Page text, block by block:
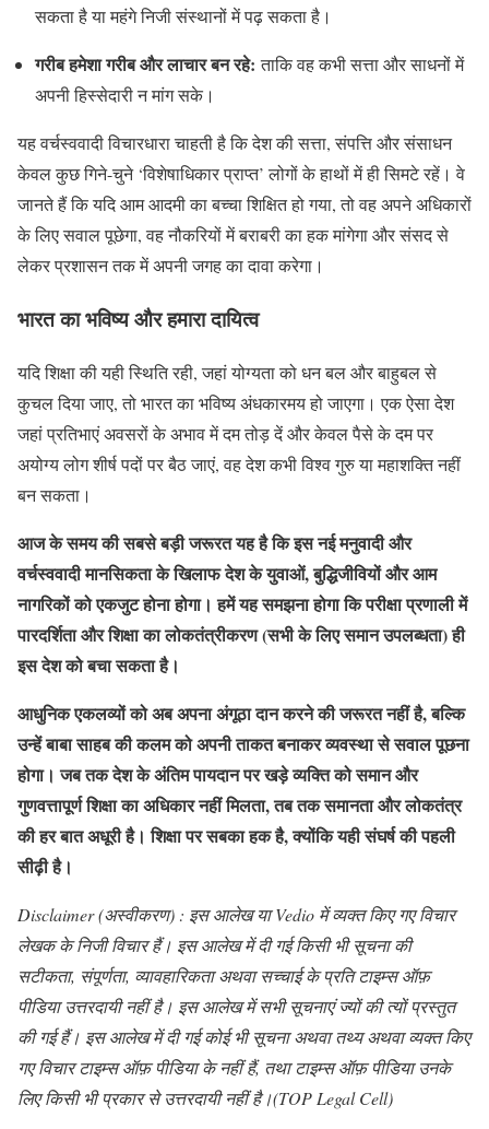
सकता है या महंगे निजी संस्थानों में पढ़ सकता है।
गरीब हमेशा गरीब और लाचार बन रहे: ताकि वह कभी सत्ता और साधनों में
अपनी हिस्सेदारी न मांग सके।
यह वर्चस्ववादी विचारधारा चाहती है कि देश की सत्ता, संपत्ति और संसाधन
केवल कुछ गिने-चुने ‘विशेषाधिकार प्राप्त’ लोगों के हाथों में ही सिमटे रहें। वे
जानते हैं कि यदि आम आदमी का बच्चा शिक्षित हो गया, तो वह अपने अधिकारों
के लिए सवाल पूछेगा, वह नौकरियों में बराबरी का हक मांगेगा और संसद से
लेकर प्रशासन तक में अपनी जगह का दावा करेगा।
भारत का भविष्य और हमारा दायित्व
यदि शिक्षा की यही स्थिति रही, जहां योग्यता को धन बल और बाहुबल से
कुचल दिया जाए, तो भारत का भविष्य अंधकारमय हो जाएगा। एक ऐसा देश
जहां प्रतिभाएं अवसरों के अभाव में दम तोड़ दें और केवल पैसे के दम पर
अयोग्य लोग शीर्ष पदों पर बैठ जाएं, वह देश कभी विश्व गुरु या महाशक्ति नहीं
बन सकता।
आज के समय की सबसे बड़ी जरूरत यह है कि इस नई मनुवादी और
वर्चस्ववादी मानसिकता के खिलाफ देश के युवाओं, बुद्धिजीवियों और आम
नागरिकों को एकजुट होना होगा। हमें यह समझना होगा कि परीक्षा प्रणाली में
पारदर्शिता और शिक्षा का लोकतंत्रीकरण (सभी के लिए समान उपलब्धता) ही
इस देश को बचा सकता है।
आधुनिक एकलव्यों को अब अपना अंगूठा दान करने की जरूरत नहीं है, बल्कि
उन्हें बाबा साहब की कलम को अपनी ताकत बनाकर व्यवस्था से सवाल पूछना
होगा। जब तक देश के अंतिम पायदान पर खड़े व्यक्ति को समान और
गुणवत्तापूर्ण शिक्षा का अधिकार नहीं मिलता, तब तक समानता और लोकतंत्र
की हर बात अधूरी है। शिक्षा पर सबका हक है, क्योंकि यही संघर्ष की पहली
सीढ़ी है।
Disclaimer (अस्वीकरण) : इस आलेख या Vedio में व्यक्त किए गए विचार
लेखक के निजी विचार हैं। इस आलेख में दी गई किसी भी सूचना की
सटीकता, संपूर्णता, व्यावहारिकता अथवा सच्चाई के प्रति टाइम्स ऑफ़
पीडिया उत्तरदायी नहीं है। इस आलेख में सभी सूचनाएं ज्यों की त्यों प्रस्तुत
की गई हैं। इस आलेख में दी गई कोई भी सूचना अथवा तथ्य अथवा व्यक्त किए
गए विचार टाइम्स ऑफ़ पीडिया के नहीं हैं, तथा टाइम्स ऑफ़ पीडिया उनके
लिए किसी भी प्रकार से उत्तरदायी नहीं है।(TOP Legal Cell)